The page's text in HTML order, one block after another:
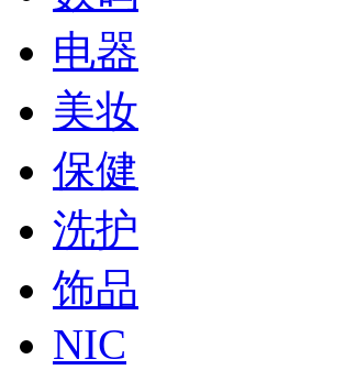
电器
美妆
保健
洗护
饰品
NIC